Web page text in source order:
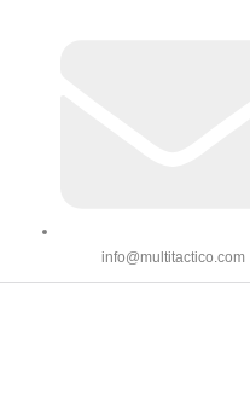
info@multitactico.com